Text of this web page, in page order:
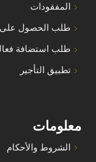
المفقودات
طلب الحصول على
طلب استضافة
تطبيق التأجير
معلومات
الشروط والأحكام